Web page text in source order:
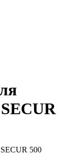
500